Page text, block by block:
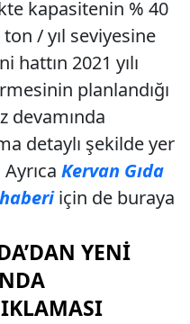
kapasitenin % 40
/ yıl seviyesine
hattın 2021 yılı
planlandığı
devamında
detaylı şekilde yer
Kervan Gıda
için de buraya
YENI